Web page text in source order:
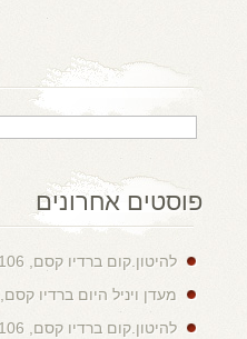
פוסטים אחרונים
להיטון.קום ברדיו קסם, 106 FM
מעדן ויניל היום ברדיו קסם, 106 FM
להיטון.קום ברדיו קסם, 106 FM